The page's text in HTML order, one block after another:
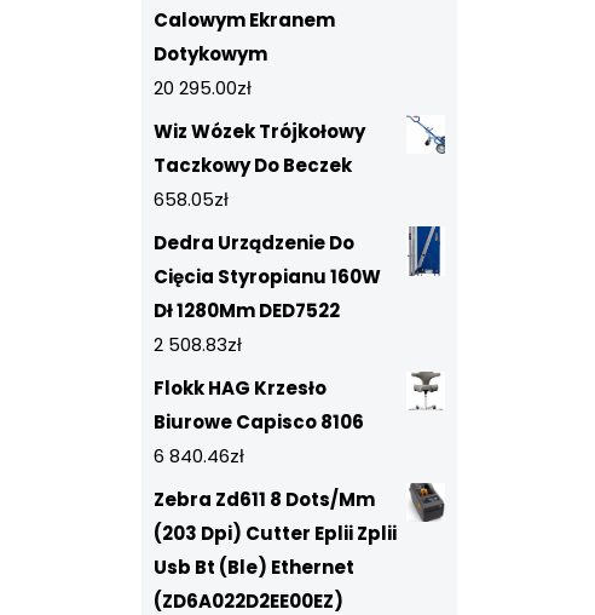
Calowym Ekranem
Dotykowym
20 295.00zł
Wiz Wózek Trójkołowy
Taczkowy Do Beczek
658.05zł
Dedra Urządzenie Do
Cięcia Styropianu 160W
Dł 1280Mm DED7522
2 508.83zł
Flokk HAG Krzesło
Biurowe Capisco 8106
6 840.46zł
Zebra Zd611 8 Dots/Mm
(203 Dpi) Cutter Eplii Zplii
Usb Bt (Ble) Ethernet
(ZD6A022D2EE00EZ)